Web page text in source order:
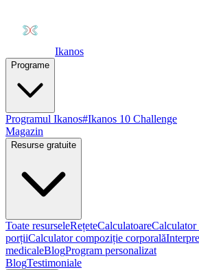
Ikanos
Programe
Programul Ikanos#Ikanos 10 Challenge
Magazin
Resurse gratuite
Toate resurseleRețeteCalculatoareCalculator
porțiiCalculator compoziție corporală
medicaleBlogProgram personalizat
BlogTestimoniale